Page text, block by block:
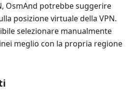
OsmAnd potrebbe suggerire
posizione virtuale della VPN.
selezionare manualmente
meglio con la propria regione